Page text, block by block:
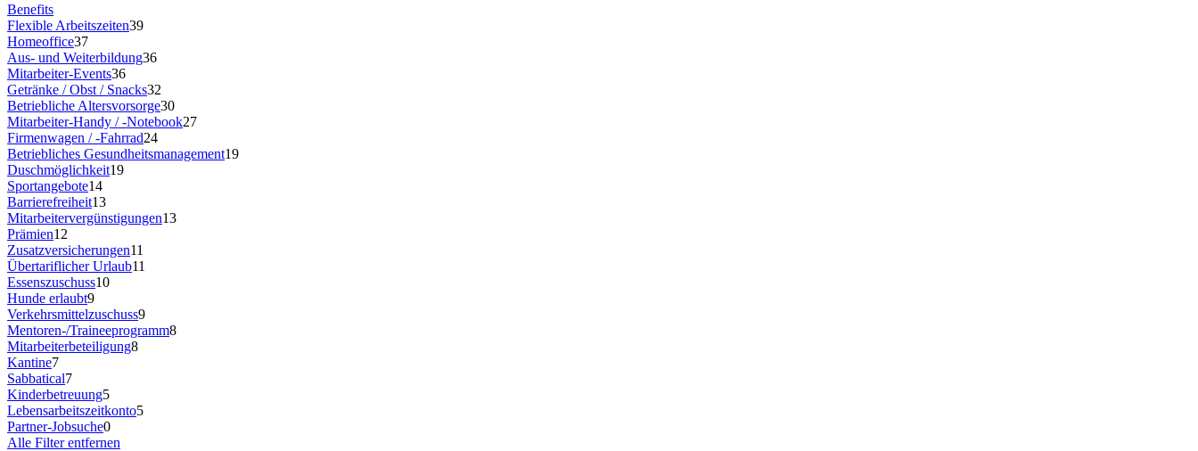
Benefits
Flexible Arbeitszeiten39
Homeoffice37
Aus- und Weiterbildung36
Mitarbeiter-Events36
Getränke / Obst / Snacks32
Betriebliche Altersvorsorge30
Mitarbeiter-Handy / -Notebook27
Firmenwagen / -Fahrrad24
Betriebliches Gesundheitsmanagement19
Duschmöglichkeit19
Sportangebote14
Barrierefreiheit13
Mitarbeitervergünstigungen13
Prämien12
Zusatzversicherungen11
Übertariflicher Urlaub11
Essenszuschuss10
Hunde erlaubt9
Verkehrsmittelzuschuss9
Mentoren-/Traineeprogramm8
Mitarbeiterbeteiligung8
Kantine7
Sabbatical7
Kinderbetreuung5
Lebensarbeitszeitkonto5
Partner-Jobsuche0
Alle Filter entfernen